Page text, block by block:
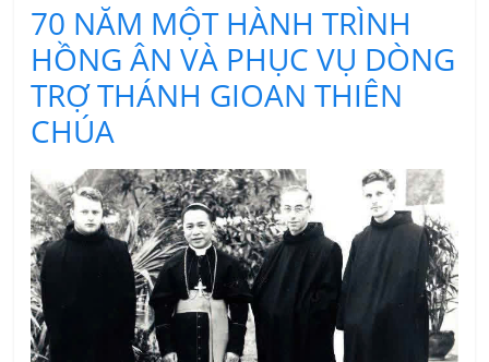
70 NĂM MỘT HÀNH TRÌNH
HỒNG ÂN VÀ PHỤC VỤ DÒNG
TRỢ THÁNH GIOAN THIÊN
CHÚA